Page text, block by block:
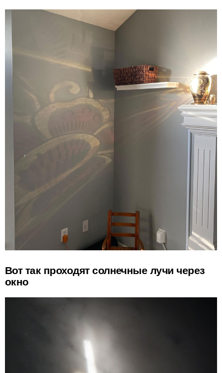
Вот так проходят солнечные лучи через
окно